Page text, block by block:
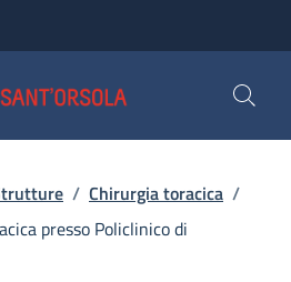
/ Chirurgia toracica /
presso Policlinico di